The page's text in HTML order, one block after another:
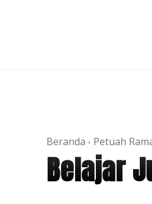
Beranda Petuah
Belajar